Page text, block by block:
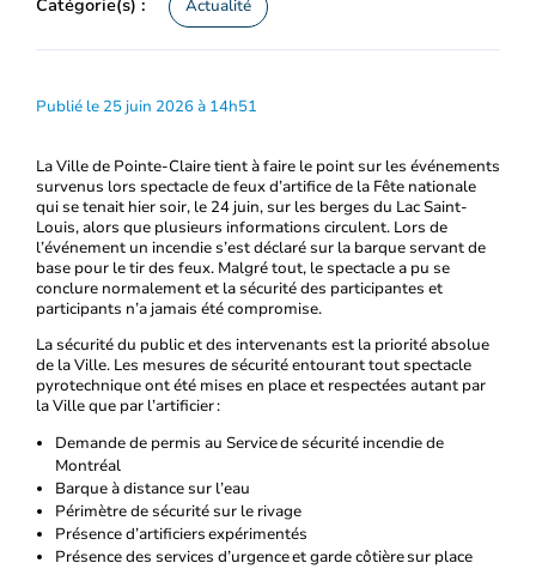
Actualité
Publié le 25 juin 2026 à 14h51
La Ville de Pointe-Claire tient à faire le point sur les événements
survenus lors spectacle de feux d’artifice de la Fête nationale
qui se tenait hier soir, le 24 juin, sur les berges du Lac Saint-
Louis, alors que plusieurs informations circulent. Lors de
l’événement un incendie s’est déclaré sur la barque servant de
base pour le tir des feux. Malgré tout, le spectacle a pu se
conclure normalement et la sécurité des participantes et
participants n’a jamais été compromise.
La sécurité du public et des intervenants est la priorité absolue
de la Ville. Les mesures de sécurité entourant tout spectacle
pyrotechnique ont été mises en place et respectées autant par
la Ville que par l’artificier :
Demande de permis au Service de sécurité incendie de
Montréal
Barque à distance sur l’eau
Périmètre de sécurité sur le rivage
Présence d’artificiers expérimentés
Présence des services d’urgence et garde côtière sur place